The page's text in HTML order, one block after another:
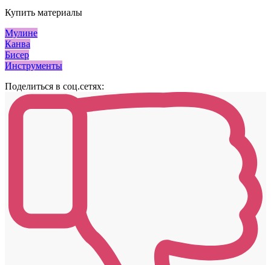
Купить материалы
Мулине
Канва
Бисер
Инструменты
Поделиться в соц.сетях: